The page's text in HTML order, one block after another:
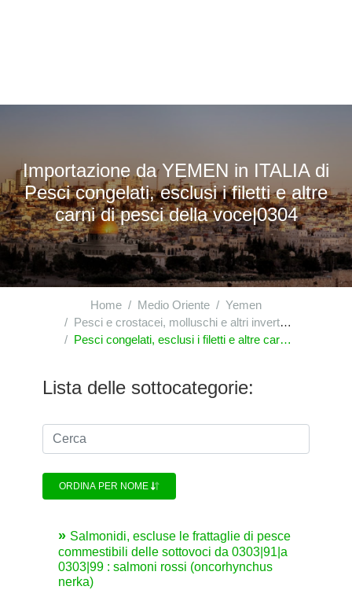
Importazione da YEMEN in ITALIA di
Pesci congelati, esclusi i filetti e altre
carni di pesci della voce|0304
Home Medio Oriente
Yemen
Pesci e crostacei, molluschi e altri invertebrati acquatici
Pesci congelati, esclusi i filetti e altre carni di pesci della voce|0304
Lista delle sottocategorie:
ORDINA PER NOME
Salmonidi, escluse le frattaglie di pesce
commestibili delle sottovoci da 0303|91|a
0303|99 : salmoni rossi (oncorhynchus
nerka)